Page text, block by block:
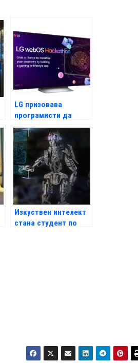
LG призовава
програмисти да
участват в LG webOS
Hackathon 2024
Изкуствен интелект
стана студент по